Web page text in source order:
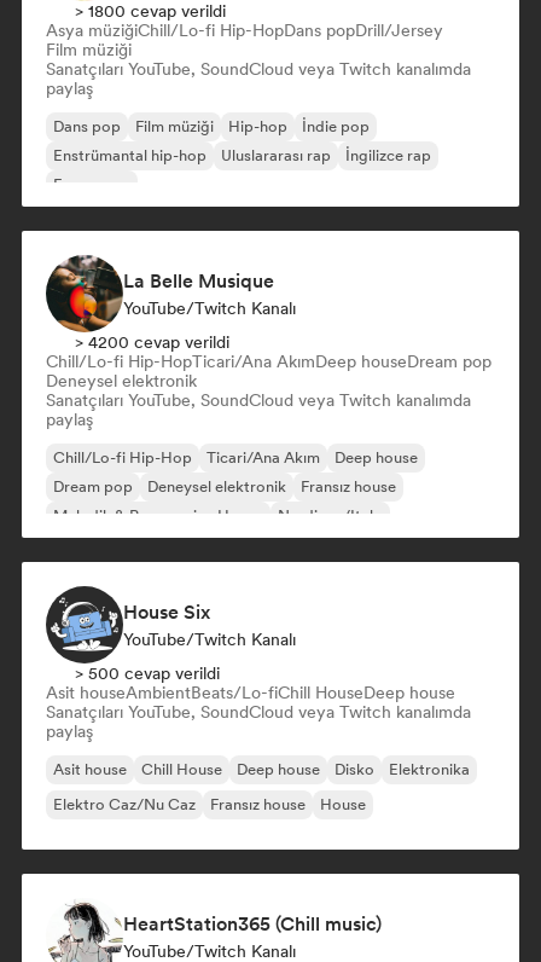
> 1800 cevap verildi
Asya müziğiChill/Lo-fi Hip-HopDans popDrill/Jersey
Film müziği
Sanatçıları YouTube, SoundCloud veya Twitch kanalımda
paylaş
Dans pop Film müziği Hip-hop
İndie pop
Enstrümantal hip-hop
Uluslararası rap
İngilizce rap
Fransız rap
La Belle Musique
YouTube/Twitch Kanalı
> 4200 cevap verildi
Chill/Lo-fi Hip-HopTicari/Ana AkımDeep houseDream pop
Deneysel elektronik
Sanatçıları YouTube, SoundCloud veya Twitch kanalımda
paylaş
Chill/Lo-fi Hip-Hop Ticari/Ana Akım
Deep house
Dream pop
Deneysel elektronik
Fransız house
Melodik & Progressive House
Nu-disco/Italo
House Six
YouTube/Twitch Kanalı
> 500 cevap verildi
Asit houseAmbientBeats/Lo-fiChill HouseDeep house
Sanatçıları YouTube, SoundCloud veya Twitch kanalımda
paylaş
Asit house Chill House Deep house Disko
Elektronika
Elektro Caz/Nu Caz
Fransız house House
HeartStation365 (Chill music)
YouTube/Twitch Kanalı